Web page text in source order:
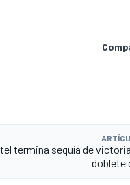
termina sequía de
doblete